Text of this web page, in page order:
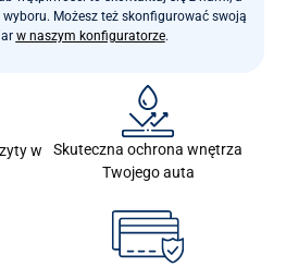
Możesz też skonfigurować swoją
w naszym konfiguratorze.
w
Skuteczna ochrona wnętrza
Twojego auta